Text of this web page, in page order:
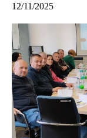
12/11/2025